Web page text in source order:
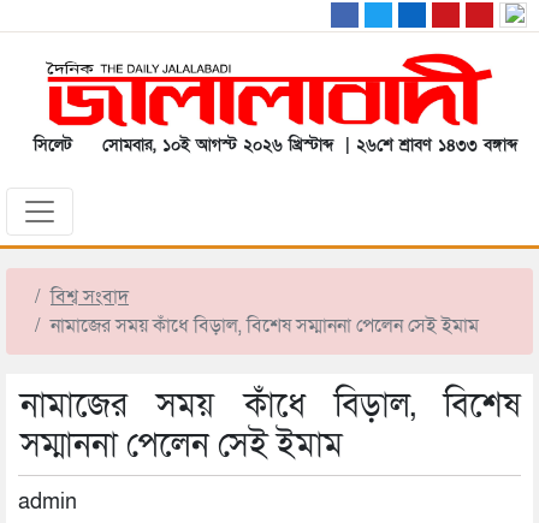
সিলেট সোমবার, ১০ই আগস্ট ২০২৬ খ্রিস্টাব্দ | ২৬শে শ্রাবণ ১৪৩৩ বঙ্গাব্দ
বিশ্ব সংবাদ
নামাজের সময় কাঁধে বিড়াল, বিশেষ সম্মাননা পেলেন সেই ইমাম
নামাজের সময় কাঁধে বিড়াল, বিশেষ
সম্মাননা পেলেন সেই ইমাম
admin